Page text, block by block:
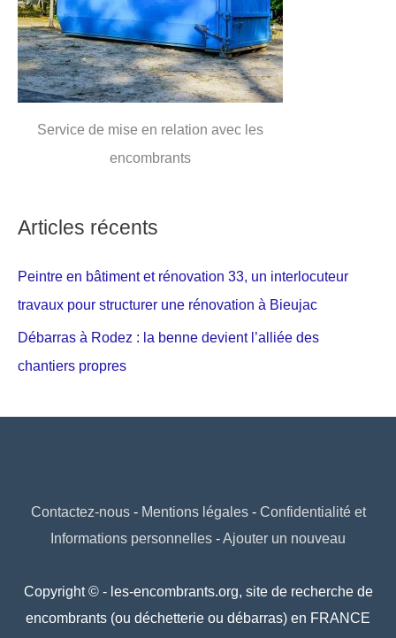
Service de mise en relation avec les
encombrants
Articles récents
Peintre en bâtiment et rénovation 33, un interlocuteur
travaux pour structurer une rénovation à Bieujac
Débarras à Rodez : la benne devient l’alliée des
chantiers propres
Contactez-nous- Mentions légales- Confidentialité et
Informations personnelles -Ajouter un nouveau
Copyright © - les-encombrants.org, site de recherche de
encombrants (ou déchetterie ou débarras) en FRANCE